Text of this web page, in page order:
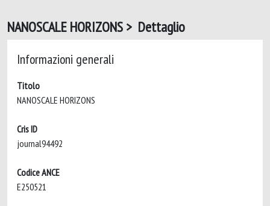
NANOSCALE HORIZONS > Dettaglio
Informazioni generali
Titolo
Cris ID
Codice ANCE